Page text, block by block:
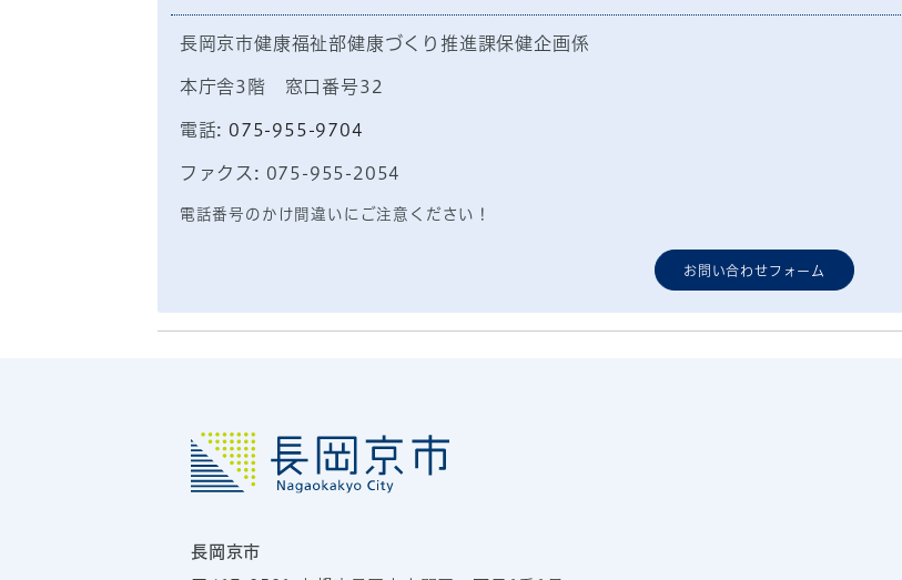
長岡京市健康福祉部健康づくり推進課保健企画係
本庁舎3階 窓口番号32
電話: 075-955-9704
ファクス: 075-955-2054
電話番号のかけ間違いにご注意ください！
お問い合わせフォーム
長岡京市